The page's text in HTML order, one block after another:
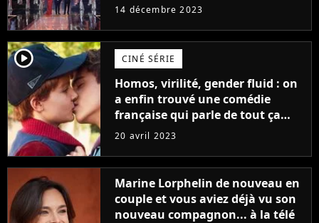
14 décembre 2023
player2 CINÉ SÉRIE
Homos, virilité, gender fluid : on
a enfin trouvé une comédie
française qui parle de tout ça
sans être super ringarde
20 avril 2023
Marine Lorphelin de nouveau en
couple et vous aviez déjà vu son
nouveau compagnon... à la télé